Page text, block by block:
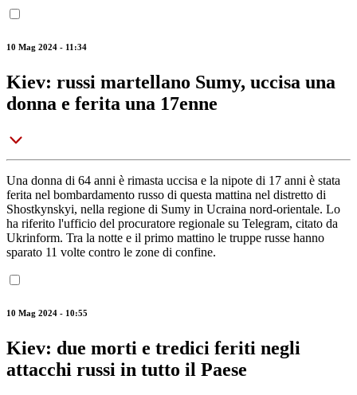
10 Mag 2024 - 11:34
Kiev: russi martellano Sumy, uccisa una
donna e ferita una 17enne
Una donna di 64 anni è rimasta uccisa e la nipote di 17 anni è stata
ferita nel bombardamento russo di questa mattina nel distretto di
Shostkynskyi, nella regione di Sumy in Ucraina nord-orientale. Lo
ha riferito l'ufficio del procuratore regionale su Telegram, citato da
Ukrinform. Tra la notte e il primo mattino le truppe russe hanno
sparato 11 volte contro le zone di confine.
10 Mag 2024 - 10:55
Kiev: due morti e tredici feriti negli
attacchi russi in tutto il Paese